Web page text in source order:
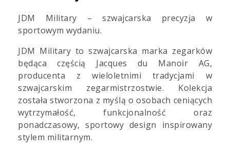
JDM Military – szwajcarska precyzja w
sportowym wydaniu.
JDM Military to szwajcarska marka zegarków
będąca częścią Jacques du Manoir AG,
producenta z wieloletnimi tradycjami w
szwajcarskim zegarmistrzostwie. Kolekcja
została stworzona z myślą o osobach ceniących
wytrzymałość, funkcjonalność oraz
ponadczasowy, sportowy design inspirowany
stylem militarnym.